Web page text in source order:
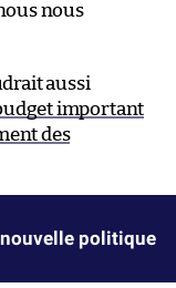
nous
aussi
important
des
politique